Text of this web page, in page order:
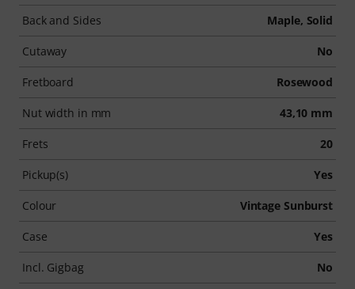
Back and Sides Maple, Solid
Cutaway No
Fretboard Rosewood
Nut width in mm 43,10 mm
Frets 20
Pickup(s) Yes
Colour Vintage Sunburst
Case Yes
Incl. Gigbag No